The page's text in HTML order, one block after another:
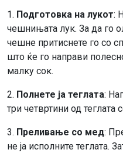
1. Подготовка на лукот:
чешнињата лук. За да го
чешне притиснете го со
што ќе го направи
малку сок.
2. Полнете ја теглата:
три четвртини од теглата
3. Преливање со мед:
не ја исполните теглата.